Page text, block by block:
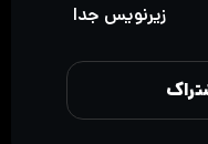
زیرنویس جدا